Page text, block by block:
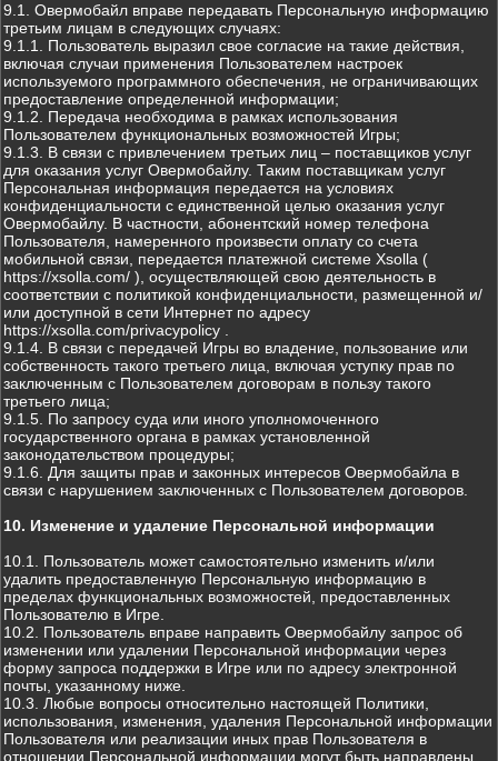
9.1. Овермобайл вправе передавать Персональную информацию
третьим лицам в следующих случаях:
9.1.1. Пользователь выразил свое согласие на такие действия,
включая случаи применения Пользователем настроек
используемого программного обеспечения, не ограничивающих
предоставление определенной информации;
9.1.2. Передача необходима в рамках использования
Пользователем функциональных возможностей Игры;
9.1.3. В связи с привлечением третьих лиц – поставщиков услуг
для оказания услуг Овермобайлу. Таким поставщикам услуг
Персональная информация передается на условиях
конфиденциальности с единственной целью оказания услуг
Овермобайлу. В частности, абонентский номер телефона
Пользователя, намеренного произвести оплату со счета
мобильной связи, передается платежной системе Xsolla (
https://xsolla.com/ ), осуществляющей свою деятельность в
соответствии с политикой конфиденциальности, размещенной и/
или доступной в сети Интернет по адресу
https://xsolla.com/privacypolicy .
9.1.4. В связи с передачей Игры во владение, пользование или
собственность такого третьего лица, включая уступку прав по
заключенным с Пользователем договорам в пользу такого
третьего лица;
9.1.5. По запросу суда или иного уполномоченного
государственного органа в рамках установленной
законодательством процедуры;
9.1.6. Для защиты прав и законных интересов Овермобайла в
связи с нарушением заключенных с Пользователем договоров.
10. Изменение и удаление Персональной информации
10.1. Пользователь может самостоятельно изменить и/или
удалить предоставленную Персональную информацию в
пределах функциональных возможностей, предоставленных
Пользователю в Игре.
10.2. Пользователь вправе направить Овермобайлу запрос об
изменении или удалении Персональной информации через
форму запроса поддержки в Игре или по адресу электронной
почты, указанному ниже.
10.3. Любые вопросы относительно настоящей Политики,
использования, изменения, удаления Персональной информации
Пользователя или реализации иных прав Пользователя в
отношении Персональной информации могут быть направлены